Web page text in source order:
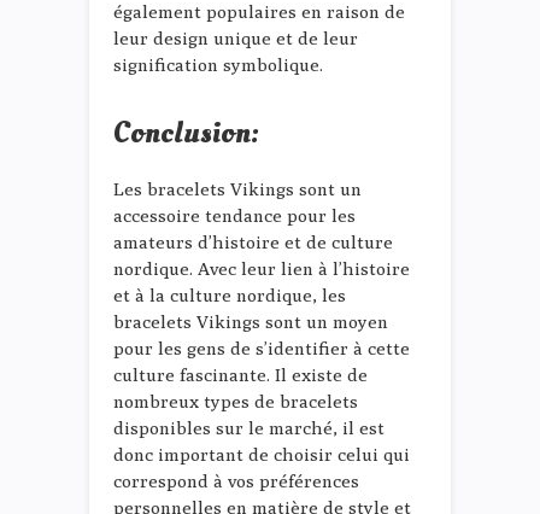
également populaires en raison de
leur design unique et de leur
signification symbolique.
Conclusion:
Les bracelets Vikings sont un
accessoire tendance pour les
amateurs d’histoire et de culture
nordique. Avec leur lien à l’histoire
et à la culture nordique, les
bracelets Vikings sont un moyen
pour les gens de s’identifier à cette
culture fascinante. Il existe de
nombreux types de bracelets
disponibles sur le marché, il est
donc important de choisir celui qui
correspond à vos préférences
personnelles en matière de style et